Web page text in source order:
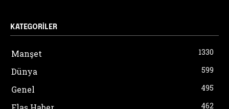
KATEGORILER
Manşet 1330
Dünya 599
Genel 495
462